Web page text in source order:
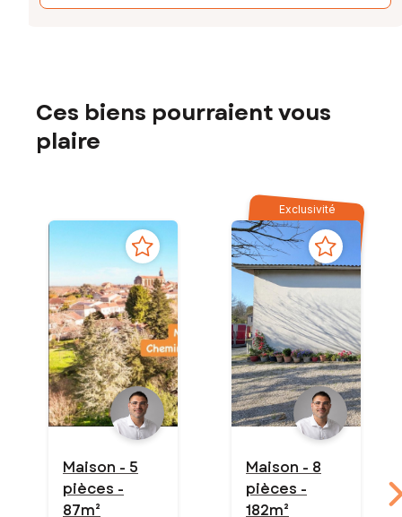
Ces biens pourraient vous
plaire
Maison - 5
pièces -
87m²
Exclusivité
Maison - 8
pièces -
182m²